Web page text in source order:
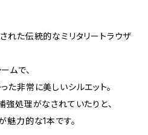
れた伝統的なミリタリートラウザ
ムで、
非常に美しいシルエット。
処理がなされていたりと、
魅力的な1本です。